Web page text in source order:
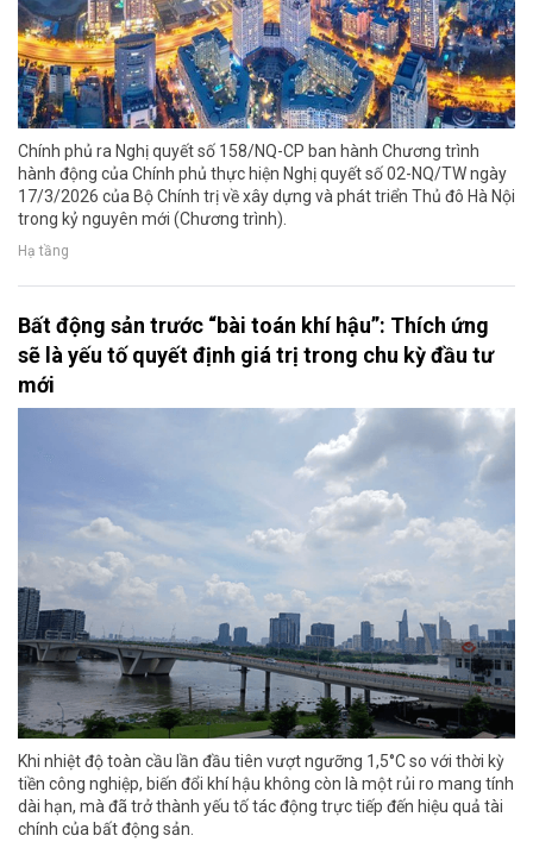
Chính phủ ra Nghị quyết số 158/NQ-CP ban hành Chương trình
hành động của Chính phủ thực hiện Nghị quyết số 02-NQ/TW ngày
17/3/2026 của Bộ Chính trị về xây dựng và phát triển Thủ đô Hà Nội
trong kỷ nguyên mới (Chương trình).
Hạ tầng
Bất động sản trước “bài toán khí hậu”: Thích ứng
sẽ là yếu tố quyết định giá trị trong chu kỳ đầu tư
mới
Khi nhiệt độ toàn cầu lần đầu tiên vượt ngưỡng 1,5°C so với thời kỳ
tiền công nghiệp, biến đổi khí hậu không còn là một rủi ro mang tính
dài hạn, mà đã trở thành yếu tố tác động trực tiếp đến hiệu quả tài
chính của bất động sản.